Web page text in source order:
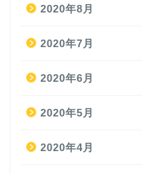
2020年8月
2020年7月
2020年6月
2020年5月
2020年4月